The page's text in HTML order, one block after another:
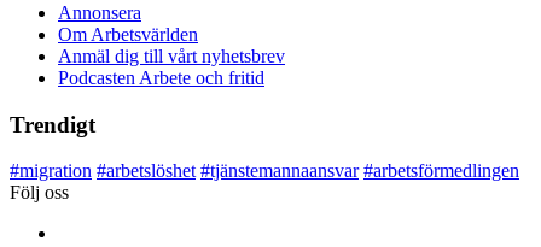
Annonsera
Om Arbetsvärlden
Anmäl dig till vårt nyhetsbrev
Podcasten Arbete och fritid
Trendigt
#migration #arbetslöshet #tjänstemannaansvar #arbetsförmedlingen
Följ oss